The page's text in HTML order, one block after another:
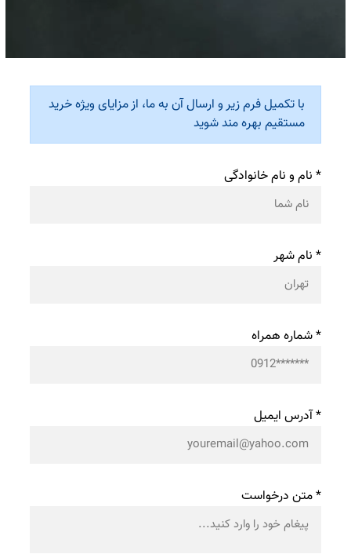
با تکمیل فرم زیر و ارسال آن به ما، از مزایای ویژه خرید
مستقیم بهره مند شوید
* نام و نام خانوادگی
* نام شهر
* شماره همراه
* آدرس ایمیل
* متن درخواست